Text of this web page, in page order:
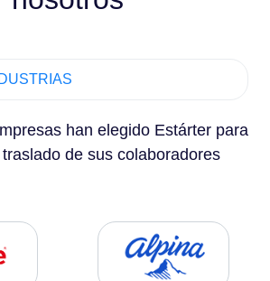
han elegido Estárter para
de sus colaboradores